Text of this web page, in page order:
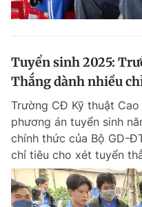
Tuyển sinh 2025:
Thắng dành nhiều
Trường CĐ Kỹ thuật
phương án tuyển sinh
chính thức của Bộ GD-
chỉ tiêu cho xét tuyển